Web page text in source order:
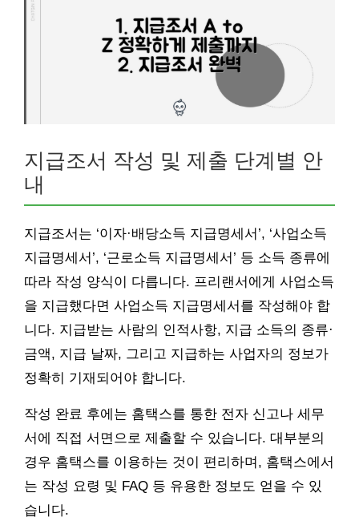
지급조서 작성 및 제출 단계별 안
내
지급조서는 ‘이자·배당소득 지급명세서’, ‘사업소득
지급명세서’, ‘근로소득 지급명세서’ 등 소득 종류에
따라 작성 양식이 다릅니다. 프리랜서에게 사업소득
을 지급했다면 사업소득 지급명세서를 작성해야 합
니다. 지급받는 사람의 인적사항, 지급 소득의 종류·
금액, 지급 날짜, 그리고 지급하는 사업자의 정보가
정확히 기재되어야 합니다.
작성 완료 후에는 홈택스를 통한 전자 신고나 세무
서에 직접 서면으로 제출할 수 있습니다. 대부분의
경우 홈택스를 이용하는 것이 편리하며, 홈택스에서
는 작성 요령 및 FAQ 등 유용한 정보도 얻을 수 있
습니다.